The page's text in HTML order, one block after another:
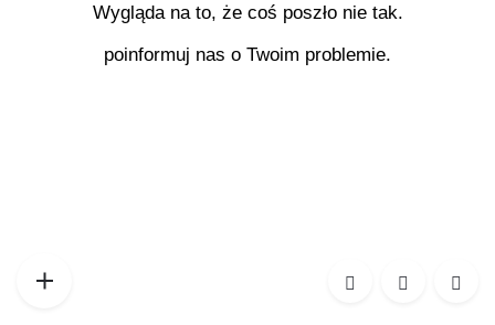
Wygląda na to, że coś poszło nie tak.
poinformuj nas o Twoim problemie.